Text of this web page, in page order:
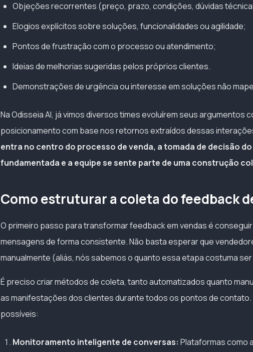
Objeções recorrentes (preço, prazo, condições, dúvidas
Elogios explícitos sobre soluções, funcionalidades ou agilidade;
Pontos de frustração com o processo ou atendimento;
Ideias de melhorias sugeridas pelos próprios clientes.
Demonstrações de urgência ou interesse em soluções não
Na Odisseia AI, já vimos diversos times evoluírem seus argumentos
posicionamento com base nos retornos extraídos dessas
entra no centro do processo de venda, a tomada de decisão
fundamentada e a equipe se sente parte de uma construção
Como estruturar a coleta do feedback
O primeiro passo para transformar feedback em vendas é
mensagens de forma consistente. Não basta esperar que
manualmente (aliás, nós sabemos o quanto essa etapa costuma
É preciso criar métodos de coleta, tanto automatizados quanto
as manifestações dos clientes durante todos os pontos de
possíveis:
Monitoramento inteligente de conversas: Plataformas como